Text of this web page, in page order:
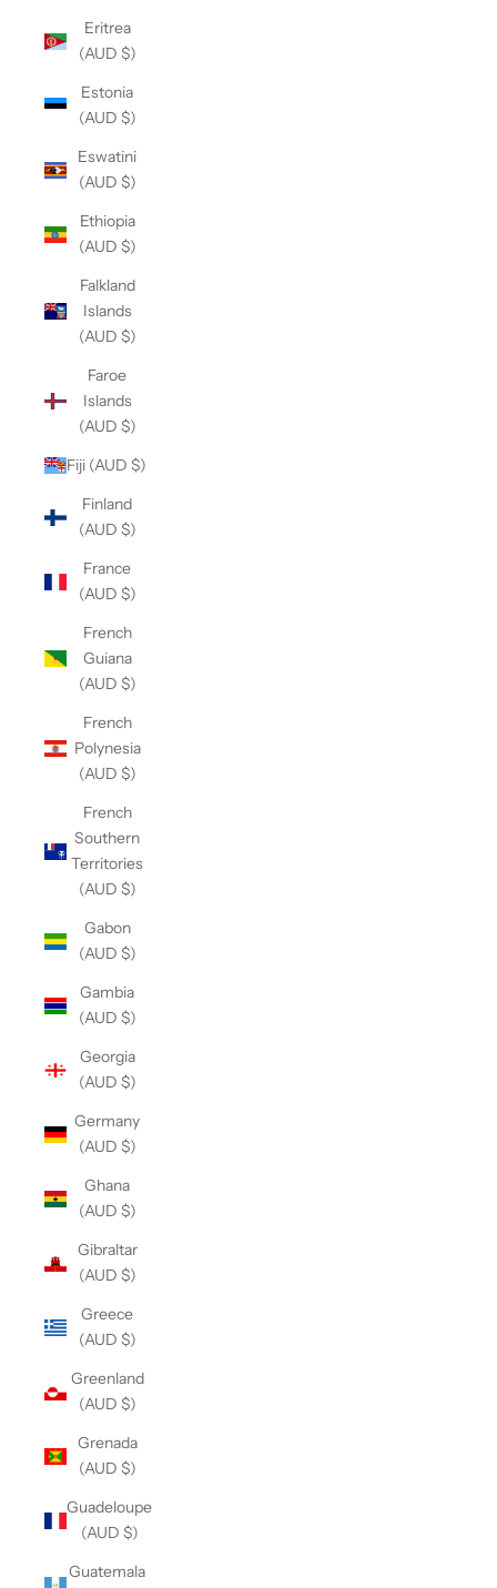
Eritrea
(AUD $)
Estonia
(AUD $)
Eswatini
(AUD $)
Ethiopia
(AUD $)
Falkland
Islands
(AUD $)
Faroe
Islands
(AUD $)
Fiji (AUD $)
Finland
(AUD $)
France
(AUD $)
French
Guiana
(AUD $)
French
Polynesia
(AUD $)
French
Southern
Territories
(AUD $)
Gabon
(AUD $)
Gambia
(AUD $)
Georgia
(AUD $)
Germany
(AUD $)
Ghana
(AUD $)
Gibraltar
(AUD $)
Greece
(AUD $)
Greenland
(AUD $)
Grenada
(AUD $)
Guadeloupe
(AUD $)
Guatemala